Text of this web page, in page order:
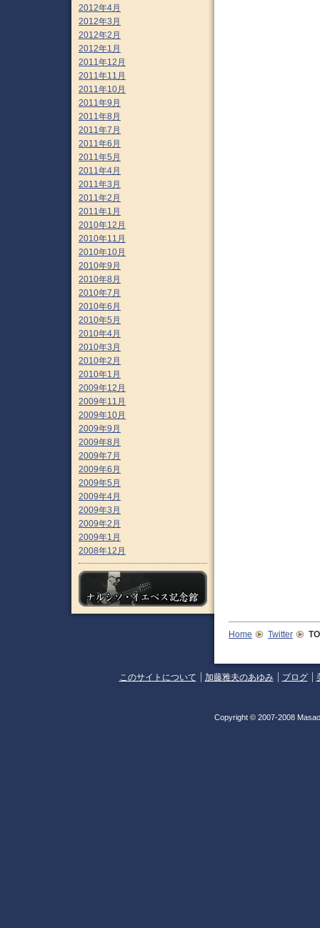
2012年4月
2012年3月
2012年2月
2012年1月
2011年12月
2011年11月
2011年10月
2011年9月
2011年8月
2011年7月
2011年6月
2011年5月
2011年4月
2011年3月
2011年2月
2011年1月
2010年12月
2010年11月
2010年10月
2010年9月
2010年8月
2010年7月
2010年6月
2010年5月
2010年4月
2010年3月
2010年2月
2010年1月
2009年12月
2009年11月
2009年10月
2009年9月
2009年8月
2009年7月
2009年6月
2009年5月
2009年4月
2009年3月
2009年2月
2009年1月
2008年12月
Home Twitter
このサイトについて 加藤雅夫のあゆみ ブログ
Copyright © 2007-2008